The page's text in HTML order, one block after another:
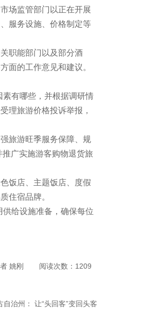
场监管部门以正在开展
服务设施、价格制定等
职能部门以及部分酒
面的工作意见和建议。
素有哪些，并根据调研情
理旅游价格投诉举报，
旅游旺季服务保障、规
广实施游客购物退货旅
饭店、主题饭店、度假
住宿品牌。
给设施准备，确保每位
姚刚 阅读次数：1209
自治州： 让“头回客”变回头客